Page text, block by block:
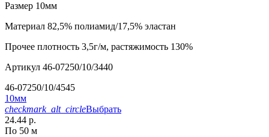
Размер 10мм
Материал 82,5% полиамид/17,5% эластан
Прочее плотность 3,5г/м, растяжимость 130%
Артикул 46-07250/10/3440
46-07250/10/4545
10мм
checkmark_alt_circleВыбрать
24.44 р.
По 50 м